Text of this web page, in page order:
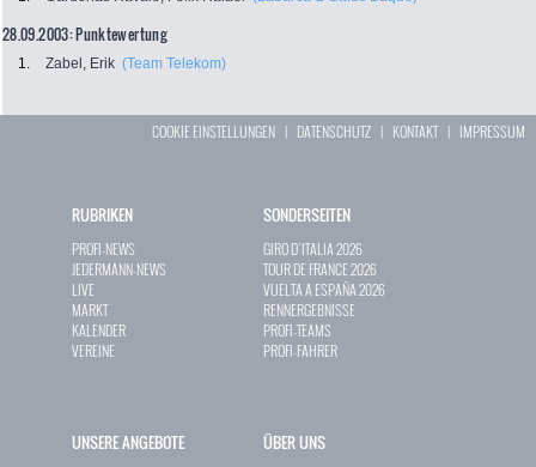
28.09.2003: Punktewertung
1. Zabel, Erik (Team Telekom)
COOKIE EINSTELLUNGEN | DATENSCHUTZ | KONTAKT| IMPRESSUM
RUBRIKEN
PROFI-NEWS
JEDERMANN-NEWS
LIVE
MARKT
KALENDER
VEREINE
SONDERSEITEN
GIRO D`ITALIA 2026
TOUR DE FRANCE 2026
VUELTA A ESPAÑA 2026
RENNERGEBNISSE
PROFI-TEAMS
PROFI-FAHRER
UNSERE ANGEBOTE ÜBER UNS